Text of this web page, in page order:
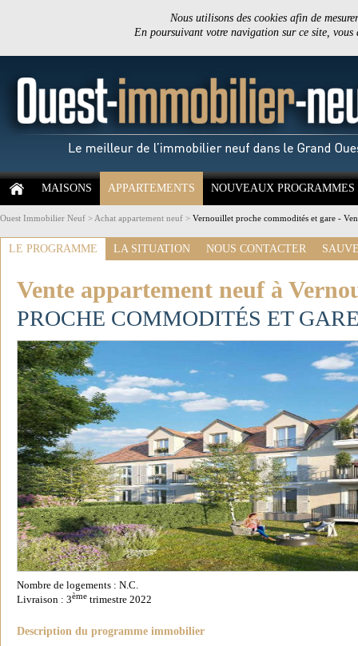
Nous utilisons des cookies afin de
En poursuivant votre navigation sur ce site,
MAISONS APPARTEMENTS NOUVEAUX PROGRAMMES
Ouest Immobilier Neuf > Achat appartement neuf > Vernouillet proche commodités et gare -
LE PROGRAMME LA SITUATION NOUS CONTACTER
Vente appartement neuf à
PROCHE COMMODITÉS ET
Nombre de logements : N.C.
Livraison : 3ème trimestre 2022
Description du programme immobilier